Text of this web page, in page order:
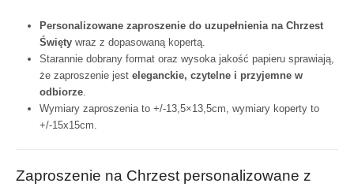
Personalizowane zaproszenie do uzupełnienia na Chrzest
Świętywraz z dopasowaną kopertą.
Starannie dobrany format oraz wysoka jakość papieru sprawiają,
że zaproszenie jest eleganckie, czytelne i przyjemne w
odbiorze.
Wymiary zaproszenia to +/-13,5×13,5cm, wymiary koperty to
+/-15x15cm.
Zaproszenie na Chrzest personalizowane z